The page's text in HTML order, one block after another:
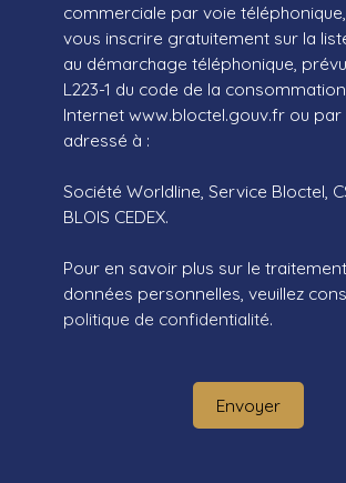
commerciale par voie
vous inscrire gratuitement sur la
au démarchage téléphonique,
L223-1 du code de la
Internet www.bloctel.gouv.fr ou
adressé à :
Société Worldline, Service Bloctel, CS
BLOIS CEDEX.
Pour en savoir plus sur le
données personnelles, veuillez
politique de confidentialité.
Envoyer